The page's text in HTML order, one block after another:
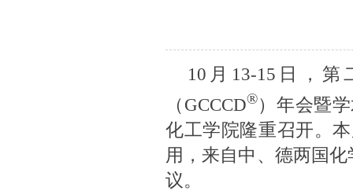
10月13-15日，
（GCCCD®）年会暨
化工学院隆重召开。
用，来自中、德两国
议。